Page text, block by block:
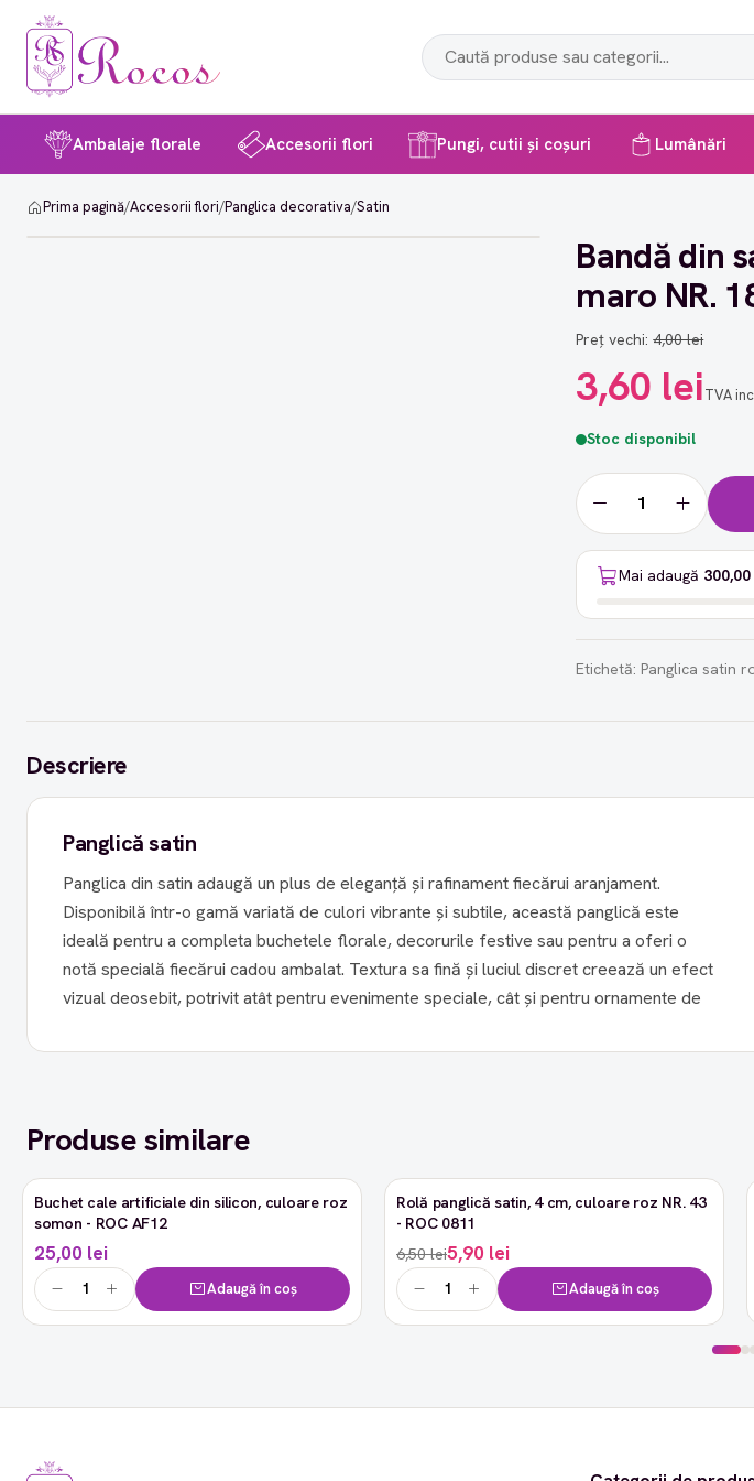
Ambalaje florale Accesorii flori Pungi, cutii și coșuri Lumânări
Prima pagină/Accesorii flori/Panglica decorativa/Satin
Bandă din
maro NR.
Preț vechi:4,00 lei
3,60 leiTVA
Stoc disponibil
Mai adaugă
Etichetă: Panglica satin
Descriere
Panglică satin
Panglica din satin adaugă un plus de eleganță și rafinament fiecărui aranjament.
Disponibilă într-o gamă variată de culori vibrante și subtile, această panglică este
ideală pentru a completa buchetele florale, decorurile festive sau pentru a oferi o
notă specială fiecărui cadou ambalat. Textura sa fină și luciul discret creează un efect
vizual deosebit, potrivit atât pentru evenimente speciale, cât și pentru ornamente de
Produse similare
Buchet cale artificiale din silicon, culoare roz
somon - ROC AF12
25,00 lei
Adaugă în coș
-9%
Rolă panglică satin, 4 cm, culoare roz NR. 43
- ROC 0811
6,50 lei5,90 lei
Adaugă în coș